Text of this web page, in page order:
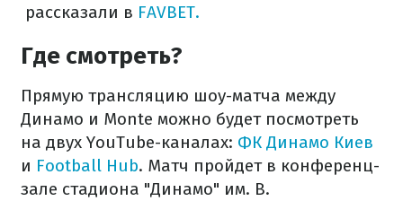
рассказали в FAVBET.
Где смотреть?
Прямую трансляцию шоу-матча между
Динамо и Monte можно будет посмотреть
на двух YouTube-каналах: ФК Динамо Киев
и Football Hub. Матч пройдет в конференц-
зале стадиона "Динамо" им. В.